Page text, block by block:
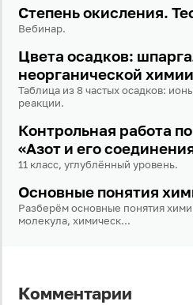
Пароль
Антиспам: Загрузка...
Забыли пароль?
Даю согласие наобработку
политике в отношении
данных, а также принимаю
соглашение.
Степень окисления.
Вебинар.
Цвета осадков:
неорганической химии
Таблица из 8 частых осадков:
реакции.
Контрольная работа
«Азот и его
11 класс, углублённый уровень.
Основные понятия
Разберём основные понятия
молекула, химическ...
Комментарии